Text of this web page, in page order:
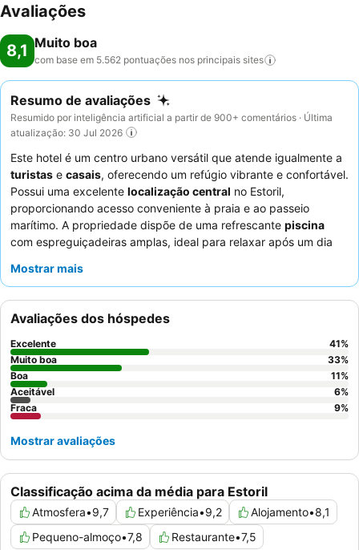
Avaliações
8,1 Muito boa
com base em 5.562 pontuações nos principais sites
Resumo de avaliações
Resumido por inteligência artificial a partir de 900+ comentários · Última
atualização: 30 Jul 2026
Este hotel é um centro urbano versátil que atende igualmente a
turistas e casais, oferecendo um refúgio vibrante e confortável.
Possui uma excelente localização central no Estoril,
proporcionando acesso conveniente à praia e ao passeio
marítimo. A propriedade dispõe de uma refrescante piscina
com espreguiçadeiras amplas, ideal para relaxar após um dia
excecionalstaff e serviço
Para uma estadia mais tranquila, considere solicitar um quarto
virado para o jardim para minimizar o ruído potencial.
Mostrar mais
Classificação acima da média para Estoril
Atmosfera•9,7 Experiência•9,2 Alojamento•8,1
Pequeno-almoço•7,8 Restaurante•7,5
Avaliações dos hóspedes
Excelente 41%
Muito boa
33%
Boa
11%
Aceitável
6%
Fraca
9%
Mostrar avaliações